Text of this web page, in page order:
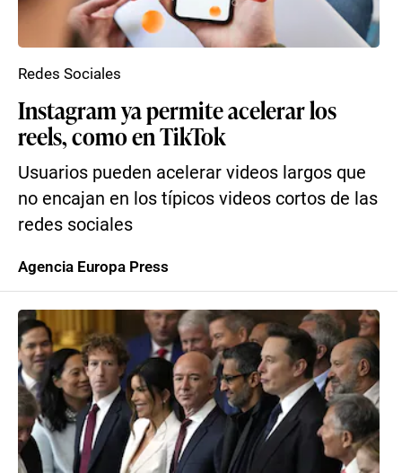
Instagram ya permite acelerar los
reels, como en TikTok
Usuarios pueden acelerar videos largos que
no encajan en los típicos videos cortos de las
redes sociales
Redes Sociales
Agencia Europa Press